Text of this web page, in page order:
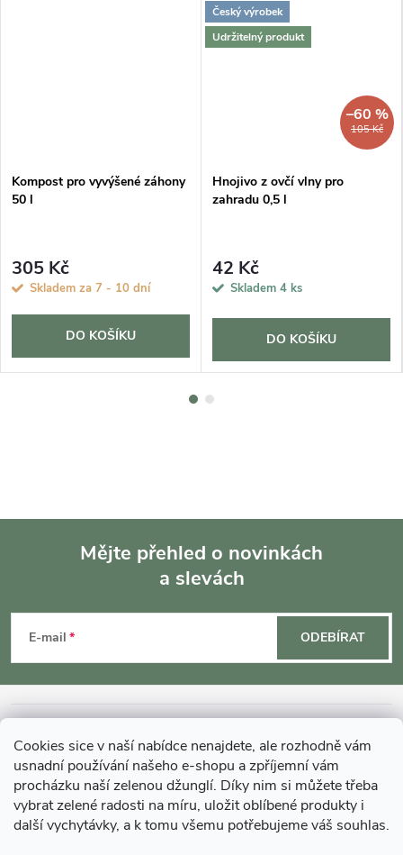
Cookies sice v naší nabídce nenajdete, ale rozhodně vám
usnadní používání našeho e-shopu a zpříjemní vám
procházku naší zelenou džunglí. Díky nim si můžete třeba
vybrat zelené radosti na míru, uložit oblíbené produkty i
další vychytávky, a k tomu všemu potřebujeme váš souhlas.
Kompost pro vyvýšené záhony
50 l
305 Kč
Skladem za 7 - 10 dní
DO KOŠÍKU
Český výrobek
Udržitelný produkt
105 Kč
–60 %
Hnojivo z ovčí vlny pro
zahradu 0,5 l
42 Kč
Skladem 4 ks
DO KOŠÍKU
p
a
Mějte přehled o novinkách
a slevách
E-mail ODEBÍRAT
MOHLO BY VÁS ZAJÍMAT
O GARDNERS